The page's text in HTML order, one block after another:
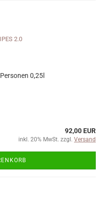
0,25l
92,00 EUR
inkl. 20% MwSt. zzgl. Versand